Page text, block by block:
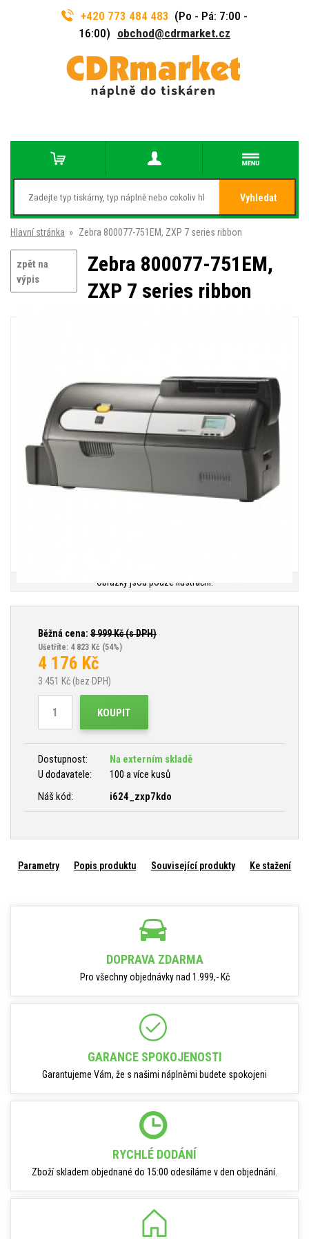
+420 773 484 483 (Po - Pá: 7:00 -
16:00) obchod@cdrmarket.cz
Vyhledat
Hlavní stránka » Zebra 800077-751EM, ZXP 7 series ribbon
zpět na
výpis
Zebra 800077-751EM,
ZXP 7 series ribbon
Obrázky jsou pouze ilustrační.
Běžná cena: 8 999Kč (s DPH)
Ušetříte: 4 823 Kč (54%)
4 176 Kč
3 451 Kč (bez DPH)
KOUPIT
Dostupnost:
Na externím skladě
U dodavatele:
100 a více kusů
Náš kód:
i624_zxp7kdo
Parametry Popis produktu Související produkty Ke stažení
DOPRAVA ZDARMA
Pro všechny objednávky nad 1.999,- Kč
GARANCE SPOKOJENOSTI
Garantujeme Vám, že s našimi náplněmi budete spokojeni
RYCHLÉ DODÁNÍ
Zboží skladem objednané do 15:00 odesíláme v den objednání.